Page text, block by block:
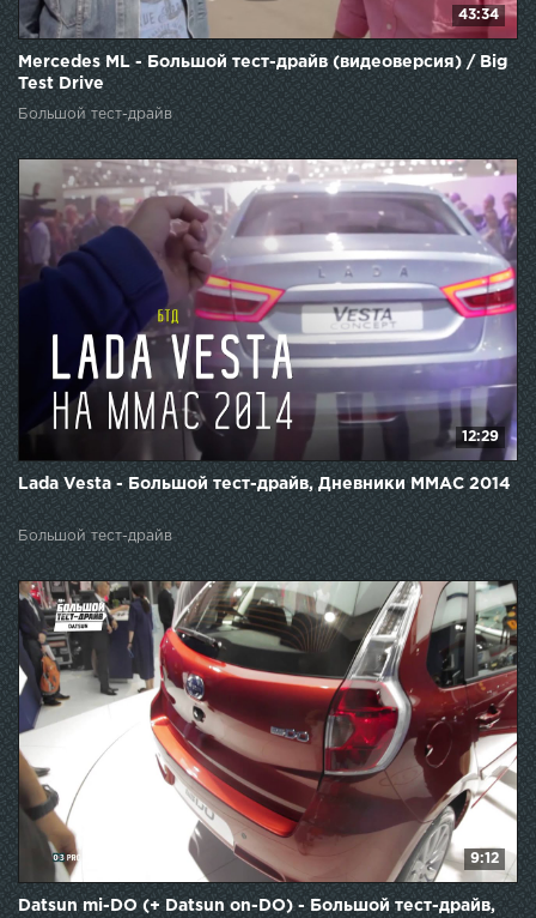
43:34
Mercedes ML - Большой тест-драйв (видеоверсия) / Big
Test Drive
Большой тест-драйв
12:29
Lada Vesta - Большой тест-драйв, Дневники ММАС 2014
Большой тест-драйв
9:12
Datsun mi-DO (+ Datsun on-DO) - Большой тест-драйв,